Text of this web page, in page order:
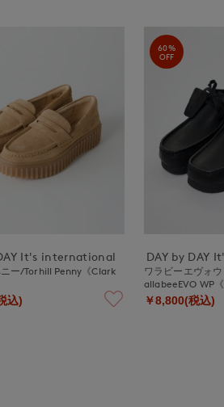
It's international
ニー/Torhill Penny《Clark
込)
60%
OFF
DAY by DAY
ワラビーエヴォ
allabeeEVO WP《
￥8,800(税込)